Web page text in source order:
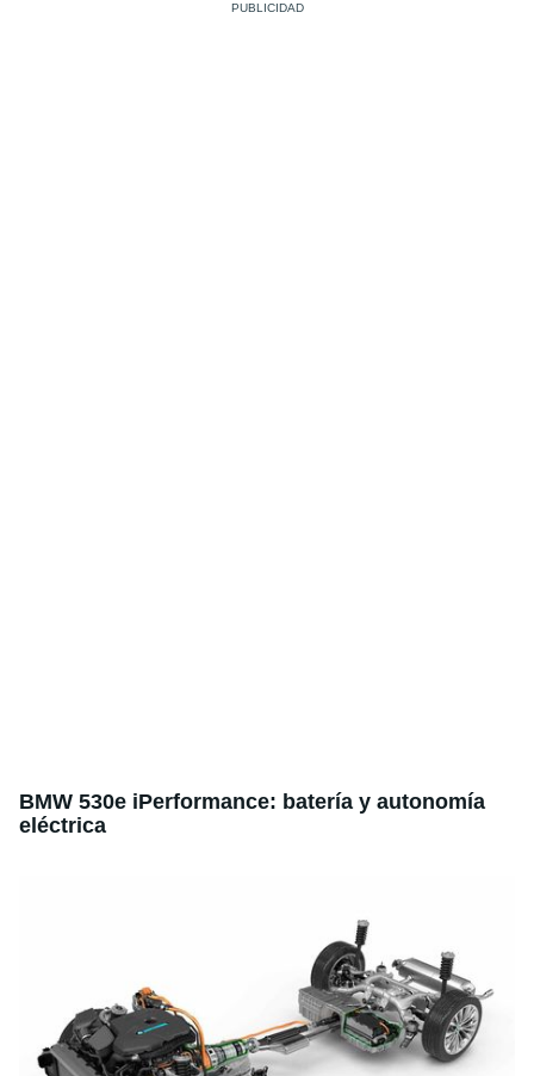
BMW 530e iPerformance: batería y autonomía
eléctrica